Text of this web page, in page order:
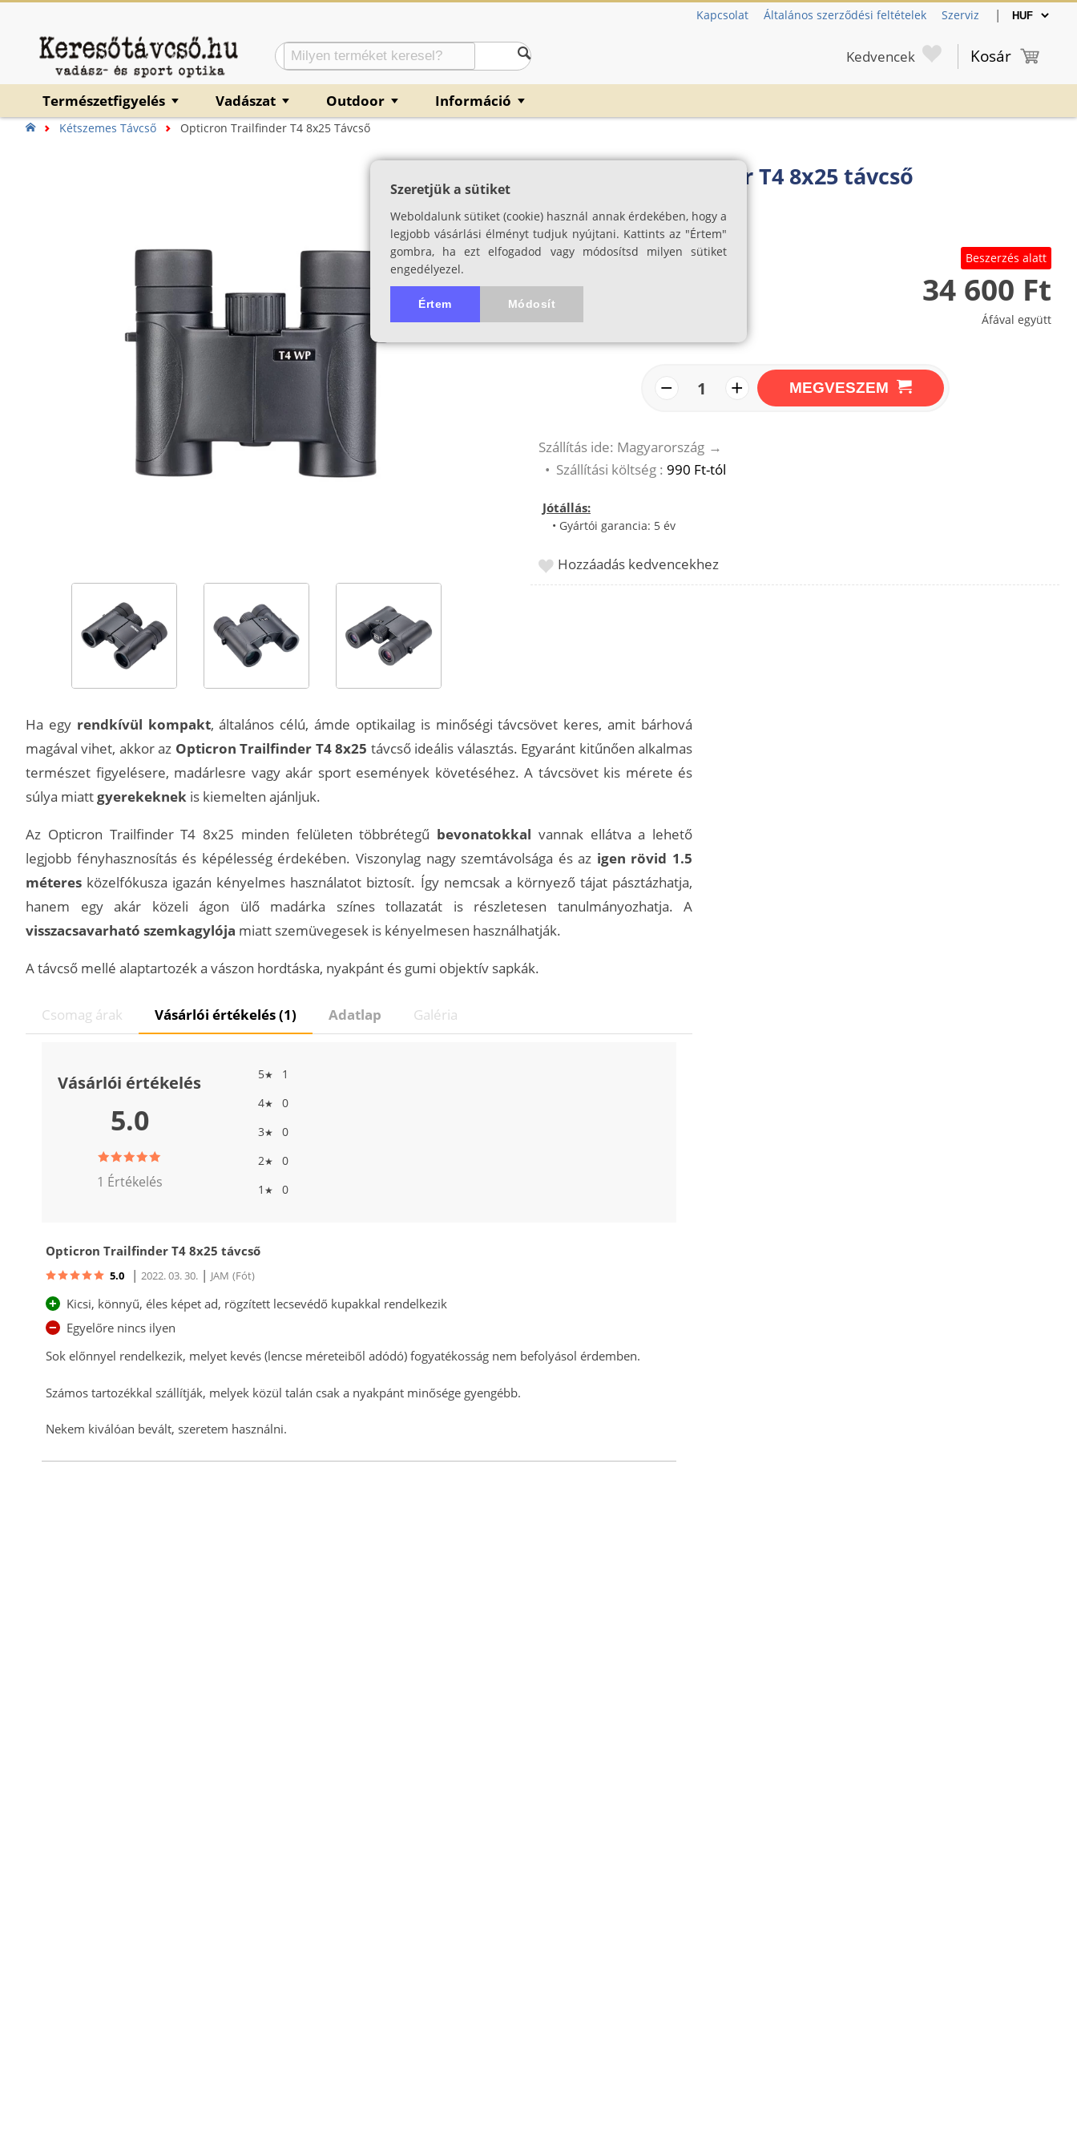
Kapcsolat Általános szerződési feltételek Szerviz |
Kedvencek Kosár
Természetfigyelés ▼ Vadászat ▼ Outdoor ▼ Információ ▼
Kétszemes Távcső Opticron Trailfinder T4 8x25 Távcső
Opticron Trailfinder T4 8x25 távcső
5.0 1 értékelés
Beszerzés alatt
34 600 Ft
Áfával együtt
− 1 + MEGVESZEM
Szállítás ide: Magyarország →
• Szállítási költség : 990 Ft-tól
Jótállás:
• Gyártói garancia: 5 év
Hozzáadás kedvencekhez
Ha egy rendkívül kompakt, általános célú, ámde optikailag is minőségi távcsövet keres, amit bárhová
magával vihet, akkor az Opticron Trailfinder T4 8x25 távcső ideális választás. Egyaránt kitűnően alkalmas
természet figyelésere, madárlesre vagy akár sport események követéséhez. A távcsövet kis mérete és
súlya miattgyerekeknek is kiemelten ajánljuk.
Az Opticron Trailfinder T4 8x25 minden felületen többrétegű bevonatokkal vannak ellátva a lehető
legjobb fényhasznosítás és képélesség érdekében. Viszonylag nagy szemtávolsága és az igen rövid 1.5
méteres közelfókusza igazán kényelmes használatot biztosít. Így nemcsak a környező tájat pásztázhatja,
hanem egy akár közeli ágon ülő madárka színes tollazatát is részletesen tanulmányozhatja. A
visszacsavarható szemkagylója miatt szemüvegesek is kényelmesen használhatják.
A távcső mellé alaptartozék a vászon hordtáska, nyakpánt és gumi objektív sapkák.
Csomag árak Vásárlói értékelés (1) Adatlap Galéria
Vásárlói értékelés
5.0
1 Értékelés
5★
1
4★
0
3★
0
2★
0
1 ★ 0
Opticron Trailfinder T4 8x25 távcső
5.0 | 2022. 03. 30. | JAM (Fót)
+ Kicsi, könnyű, éles képet ad, rögzített lecsevédő kupakkal rendelkezik
−
Egyelőre nincs ilyen
Sok előnnyel rendelkezik, melyet kevés (lencse méreteiből adódó) fogyatékosság nem befolyásol érdemben.
Számos tartozékkal szállítják, melyek közül talán csak a nyakpánt minősége gyengébb.
Nekem kiválóan bevált, szeretem használni.
Szeretjük a sütiket
Weboldalunk sütiket (cookie) használ annak érdekében, hogy a
legjobb vásárlási élményt tudjuk nyújtani. Kattints az "Értem"
gombra, ha ezt elfogadod vagy módosítsd milyen sütiket
engedélyezel.
Értem Módosít